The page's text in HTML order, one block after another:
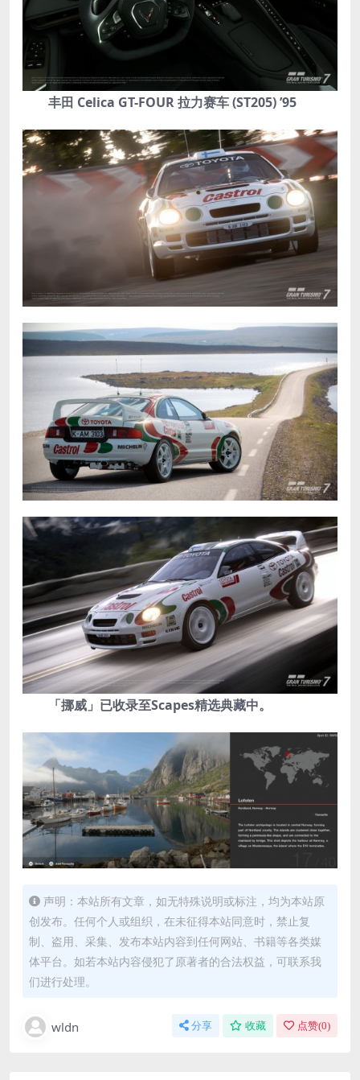
丰田 Celica GT-FOUR 拉力赛车 (ST205) ’95
「挪威」已收录至Scapes精选典藏中。
声明：本站所有文章，如无特殊说明或标注，均为本站原
创发布。任何个人或组织，在未征得本站同意时，禁止复
制、盗用、采集、发布本站内容到任何网站、书籍等各类媒
体平台。如若本站内容侵犯了原著者的合法权益，可联系我
们进行处理。
wldn 分享 收藏 点赞(0)